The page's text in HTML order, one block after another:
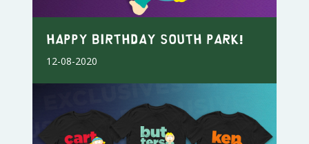
Happy Birthday South Park!
12-08-2020